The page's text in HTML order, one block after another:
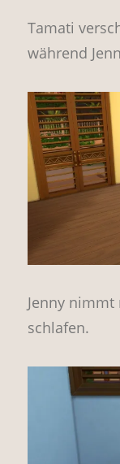
Tamati
während
Jenny nimmt
schlafen.